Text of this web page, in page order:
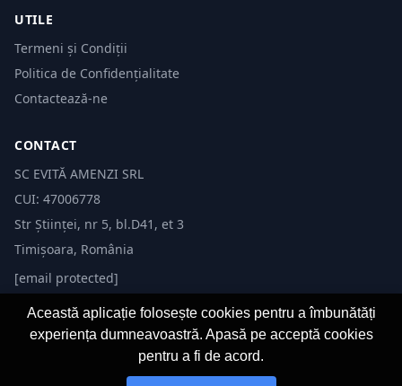
UTILE
Termeni și Condiții
Politica de Confidențialitate
Contactează-ne
CONTACT
SC EVITĂ AMENZI SRL
CUI: 47006778
Str Științei, nr 5, bl.D41, et 3
Timișoara, România
[email protected]
© 2026 Evită Amenzi. Toate drepturile rezervate. Dezvoltat de
Această aplicație folosește cookies pentru a îmbunătăți
experiența dumneavoastră. Apasă pe acceptă cookies
pentru a fi de acord.